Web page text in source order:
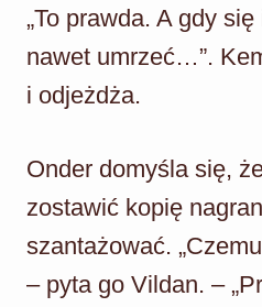
„To prawda. A gdy
nawet umrzeć…”.
i odjeżdża.
Onder domyśla się,
zostawić kopię
szantażować.
– pyta go Vildan. –